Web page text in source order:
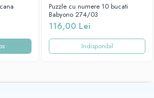
Puzzle cu numere 10 bucati
Babyono 274/03
116,00 Lei
Indisponibil